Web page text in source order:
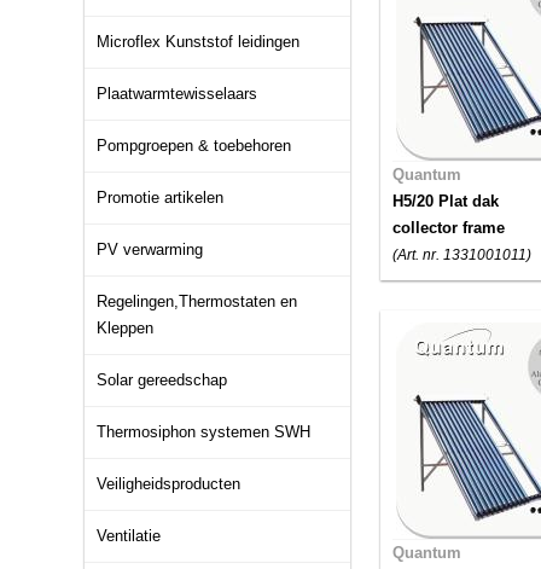
Microflex Kunststof leidingen
Plaatwarmtewisselaars
Pompgroepen & toebehoren
Promotie artikelen
PV verwarming
Regelingen,Thermostaten en
Kleppen
Solar gereedschap
Thermosiphon systemen SWH
Veiligheidsproducten
Ventilatie
Quantum
H5/20 Plat dak
collector frame
(Art. nr. 1331001011)
Quantum